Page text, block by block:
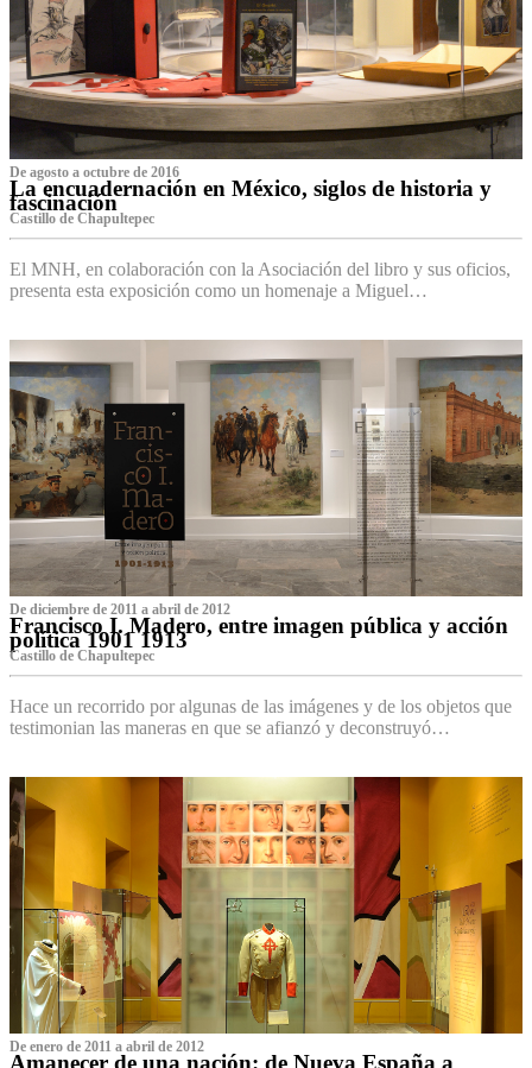
De agosto a octubre de 2016
La encuadernación en México, siglos de historia y
fascinación
Castillo de Chapultepec
El MNH, en colaboración con la Asociación del libro y sus oficios,
presenta esta exposición como un homenaje a Miguel…
De diciembre de 2011 a abril de 2012
Francisco I. Madero, entre imagen pública y acción
política 1901 1913
Castillo de Chapultepec
Hace un recorrido por algunas de las imágenes y de los objetos que
testimonian las maneras en que se afianzó y deconstruyó…
De enero de 2011 a abril de 2012
Amanecer de una nación: de Nueva España a